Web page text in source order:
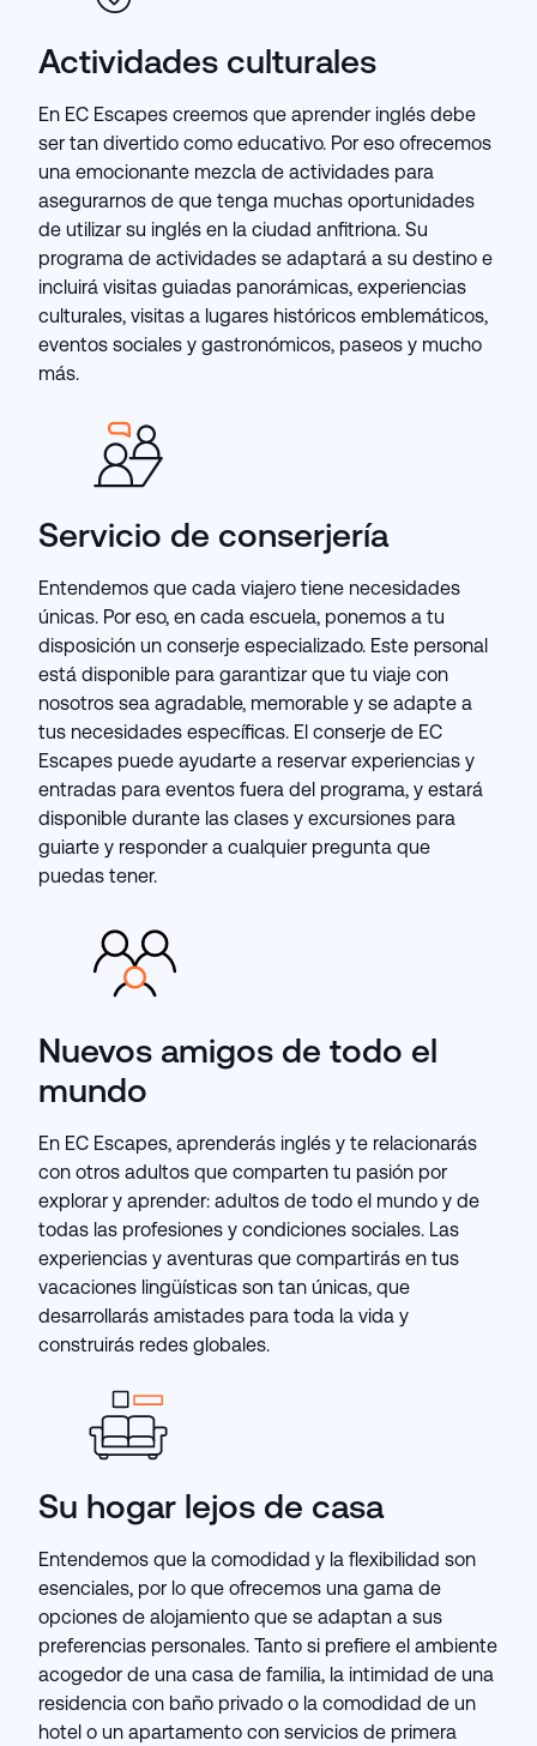
Actividades culturales
En EC Escapes creemos que aprender inglés debe
ser tan divertido como educativo. Por eso ofrecemos
una emocionante mezcla de actividades para
asegurarnos de que tenga muchas oportunidades
de utilizar su inglés en la ciudad anfitriona. Su
programa de actividades se adaptará a su destino e
incluirá visitas guiadas panorámicas, experiencias
culturales, visitas a lugares históricos emblemáticos,
eventos sociales y gastronómicos, paseos y mucho
más.
Servicio de conserjería
Entendemos que cada viajero tiene necesidades
únicas. Por eso, en cada escuela, ponemos a tu
disposición un conserje especializado. Este personal
está disponible para garantizar que tu viaje con
nosotros sea agradable, memorable y se adapte a
tus necesidades específicas. El conserje de EC
Escapes puede ayudarte a reservar experiencias y
entradas para eventos fuera del programa, y ​​estará
disponible durante las clases y excursiones para
guiarte y responder a cualquier pregunta que
puedas tener.
Nuevos amigos de todo el
mundo
En EC Escapes, aprenderás inglés y te relacionarás
con otros adultos que comparten tu pasión por
explorar y aprender: adultos de todo el mundo y de
todas las profesiones y condiciones sociales. Las
experiencias y aventuras que compartirás en tus
vacaciones lingüísticas son tan únicas, que
desarrollarás amistades para toda la vida y
construirás redes globales.
Su hogar lejos de casa
Entendemos que la comodidad y la flexibilidad son
esenciales, por lo que ofrecemos una gama de
opciones de alojamiento que se adaptan a sus
preferencias personales. Tanto si prefiere el ambiente
acogedor de una casa de familia, la intimidad de una
residencia con baño privado o la comodidad de un
hotel o un apartamento con servicios de primera